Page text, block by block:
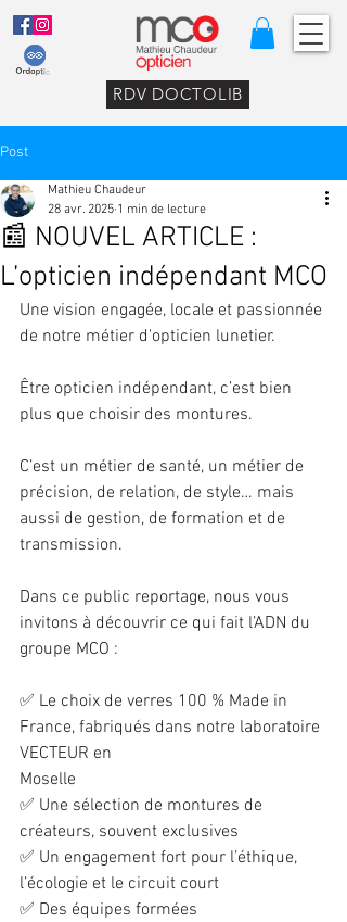
RDV DOCTOLIB
Post
📰 NOUVEL ARTICLE :
L’opticien indépendant MCO
Mathieu Chaudeur
28 avr. 2025 1 min de lecture
Une vision engagée, locale et passionnée
de notre métier d'opticien lunetier.
Être opticien indépendant, c’est bien
plus que choisir des montures.
C’est un métier de santé, un métier de
précision, de relation, de style… mais
aussi de gestion, de formation et de
transmission.
Dans ce public reportage, nous vous
invitons à découvrir ce qui fait l’ADN du
groupe MCO :
✅ Le choix de verres 100 % Made in
France, fabriqués dans notre laboratoire
VECTEUR en
Moselle
✅ Une sélection de montures de
créateurs, souvent exclusives
✅ Un engagement fort pour l’éthique,
l’écologie et le circuit court
✅ Des équipes formées